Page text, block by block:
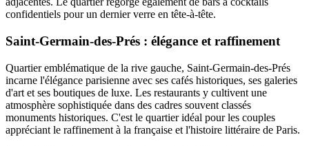
confidentiels pour un dernier verre en tête-à-tête.
Saint-Germain-des-Prés : élégance et raffinement
Quartier emblématique de la rive gauche, Saint-Germain-des-Prés
incarne l'élégance parisienne avec ses cafés historiques, ses galeries
d'art et ses boutiques de luxe. Les restaurants y cultivent une
atmosphère sophistiquée dans des cadres souvent classés
monuments historiques. C'est le quartier idéal pour les couples
appréciant le raffinement à la française et l'histoire littéraire de Paris.